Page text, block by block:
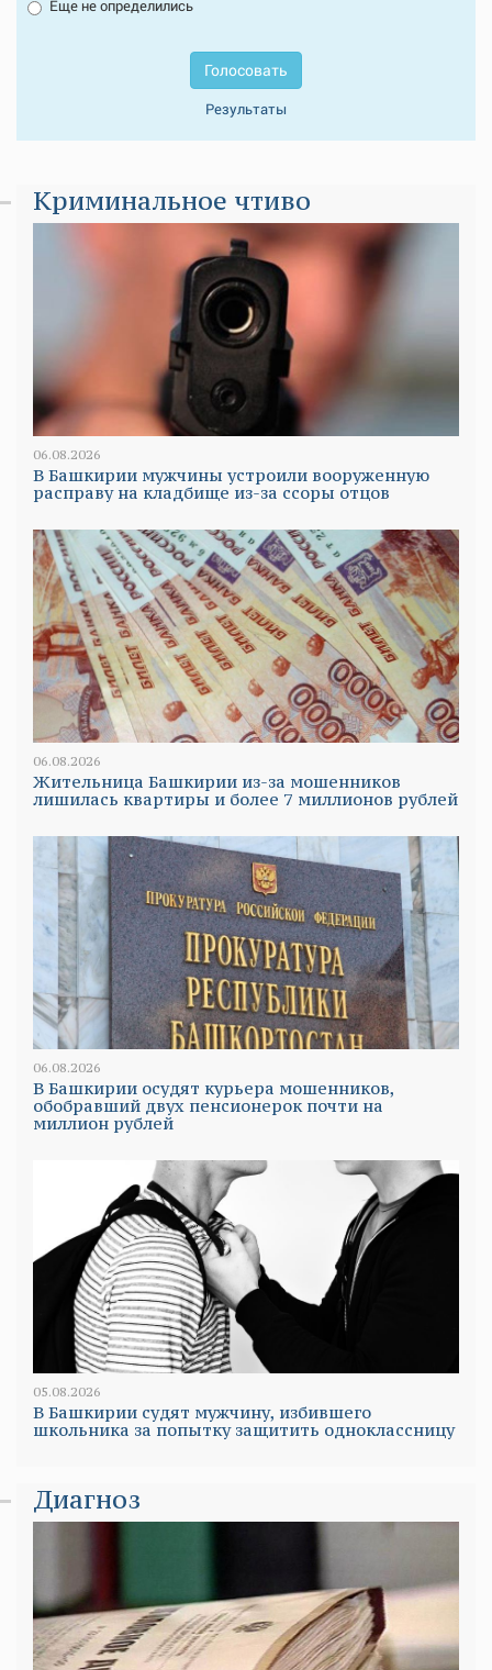
Еще не определились
Голосовать
Результаты
Криминальное чтиво
06.08.2026
В Башкирии мужчины устроили вооруженную
расправу на кладбище из-за ссоры отцов
06.08.2026
Жительница Башкирии из-за мошенников
лишилась квартиры и более 7 миллионов рублей
06.08.2026
В Башкирии осудят курьера мошенников,
обобравший двух пенсионерок почти на
миллион рублей
05.08.2026
В Башкирии судят мужчину, избившего
школьника за попытку защитить одноклассницу
Диагноз